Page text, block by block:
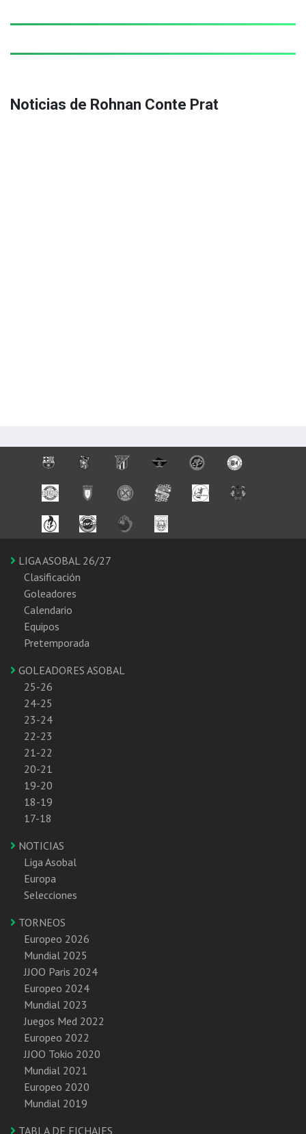
Noticias de Rohnan Conte Prat
LIGA ASOBAL 26/27
Clasificación
Goleadores
Calendario
Equipos
Pretemporada
GOLEADORES ASOBAL
25-26
24-25
23-24
22-23
21-22
20-21
19-20
18-19
17-18
NOTICIAS
Liga Asobal
Europa
Selecciones
TORNEOS
Europeo 2026
Mundial 2025
JJOO Paris 2024
Europeo 2024
Mundial 2023
Juegos Med 2022
Europeo 2022
JJOO Tokio 2020
Mundial 2021
Europeo 2020
Mundial 2019
TABLA DE FICHAJES